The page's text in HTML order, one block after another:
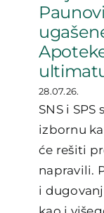
28.07.26.
SNS i
izbornu
će rešiti
napravili.
i